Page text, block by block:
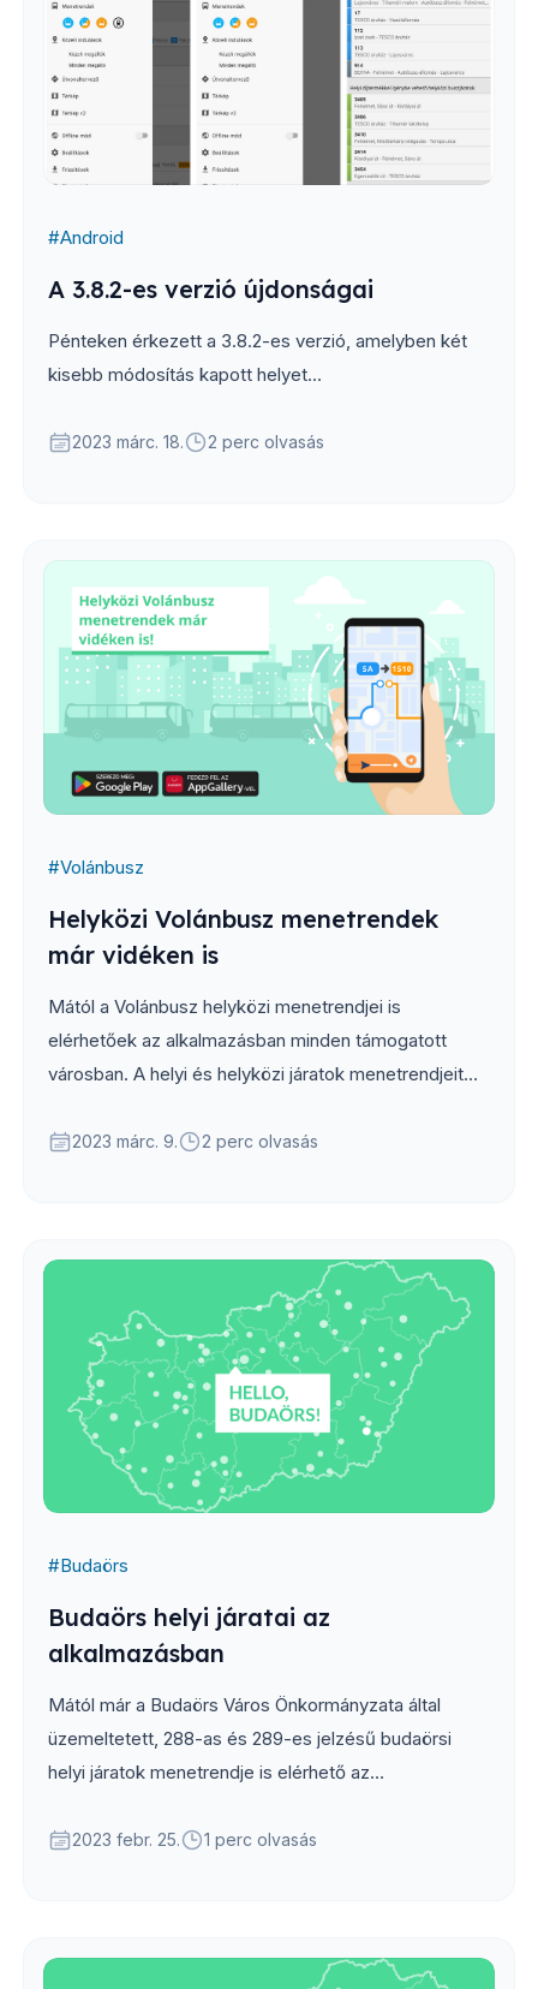
#Android
A 3.8.2-es verzió újdonságai
Pénteken érkezett a 3.8.2-es verzió, amelyben két
kisebb módosítás kapott helyet...
2023 márc. 18. 2 perc olvasás
#Volánbusz
Helyközi Volánbusz menetrendek
már vidéken is
Mától a Volánbusz helyközi menetrendjei is
elérhetőek az alkalmazásban minden támogatott
városban. A helyi és helyközi járatok menetrendjeit
2023 márc. 9. 2 perc olvasás
#Budaörs
Budaörs helyi járatai az
alkalmazásban
Mától már a Budaörs Város Önkormányzata által
üzemeltetett, 288-as és 289-es jelzésű budaörsi
helyi járatok menetrendje is elérhető az
kiválasztva, az autóbuszok között, zöld színnel
2023 febr. 25. 1 perc olvasás